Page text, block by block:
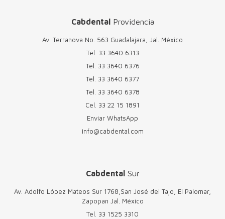
CabdentalProvidencia
Av. Terranova No. 563 Guadalajara, Jal. México
Tel. 33 3640 6313
Tel. 33 3640 6376
Tel. 33 3640 6377
Tel. 33 3640 6378
Cel. 33 22 15 1891
Enviar WhatsApp
info@cabdental.com
CabdentalSur
Av. Adolfo López Mateos Sur 1768,San José del Tajo, El Palomar,
Zapopan Jal. México
Tel. 33 1525 3310